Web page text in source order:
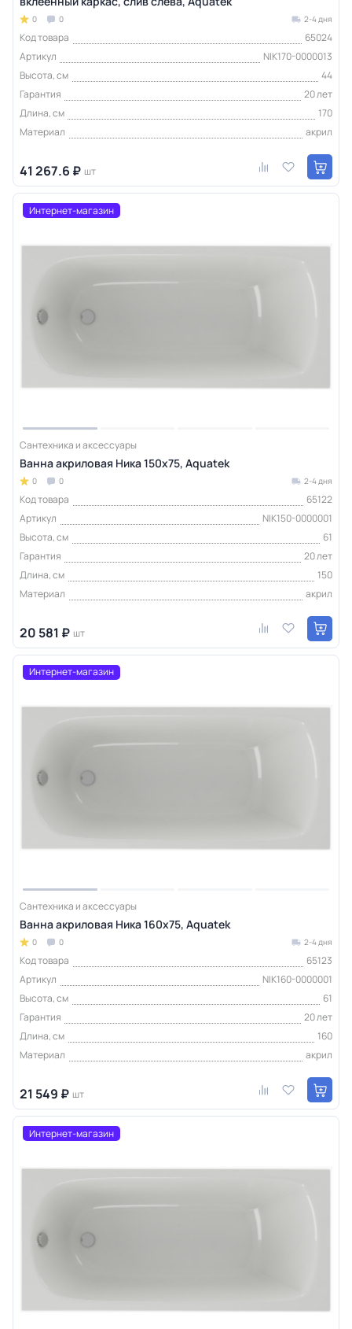
0 0 2-4 дня
Код товара
65024
Артикул
NIK170-0000013
Высота, см
44
Гарантия
20 лет
Длина, см
170
Материал
акрил
41 267.6 ₽ шт
Интернет-магазин
Сантехника и аксессуары
Ванна акриловая Ника 150х75, Aquatek
0 0 2-4 дня
Код товара
65122
Артикул
NIK150-0000001
Высота, см
61
Гарантия
20 лет
Длина, см
150
Материал
акрил
20 581 ₽ шт
Интернет-магазин
Сантехника и аксессуары
Ванна акриловая Ника 160х75, Aquatek
0 0 2-4 дня
Код товара
65123
Артикул
NIK160-0000001
Высота, см
61
Гарантия
20 лет
Длина, см
160
Материал
акрил
21 549 ₽ шт
Интернет-магазин